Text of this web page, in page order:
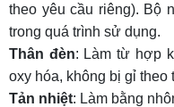
theo yêu cầu riêng). Bộ
trong quá trình sử dụng.
Thân đèn: Làm từ hợp
oxy hóa, không bị gỉ theo
Tản nhiệt: Làm bằng